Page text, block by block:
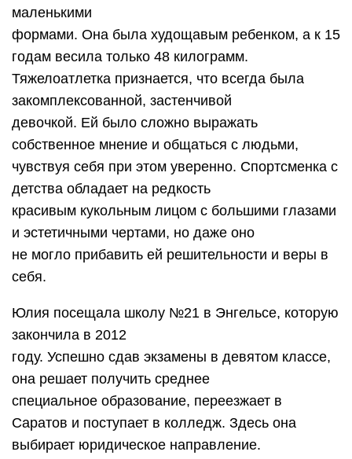
маленькими
формами. Она была худощавым ребенком, а к 15
годам весила только 48 килограмм.
Тяжелоатлетка признается, что всегда была
закомплексованной, застенчивой
девочкой. Ей было сложно выражать
собственное мнение и общаться с людьми,
чувствуя себя при этом уверенно. Спортсменка с
детства обладает на редкость
красивым кукольным лицом с большими глазами
и эстетичными чертами, но даже оно
не могло прибавить ей решительности и веры в
себя.
Юлия посещала школу №21 в Энгельсе, которую
закончила в 2012
году. Успешно сдав экзамены в девятом классе,
она решает получить среднее
специальное образование, переезжает в
Саратов и поступает в колледж. Здесь она
выбирает юридическое направление.